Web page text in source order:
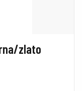
zlato